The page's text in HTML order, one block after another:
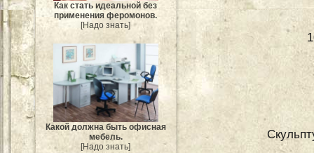
Как стать идеальной без
применения феромонов.
[Надо знать]
Какой должна быть офисная
мебель.
[Надо знать]